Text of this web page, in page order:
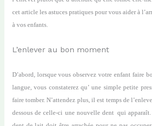
cet articleles astuces pratiques pour vous aider à
à vos enfants.
L’enlever au bon moment
D’abord, lorsque vous observez votre enfant faire
langue, vous constaterezqu’ une simple petite pres
faire tomber.N’attendez plus, il est temps de
dessous de celle-ci une nouvelle dent qui